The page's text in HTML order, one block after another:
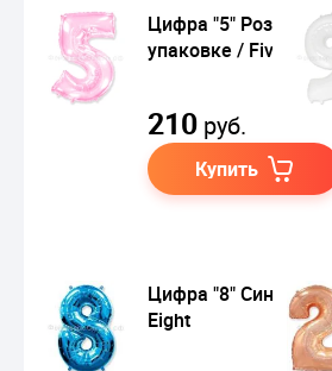
Цифра "5" Розовая в
упаковке / Five
210 руб.
Купить
Цифра "8" Синий /
Eight